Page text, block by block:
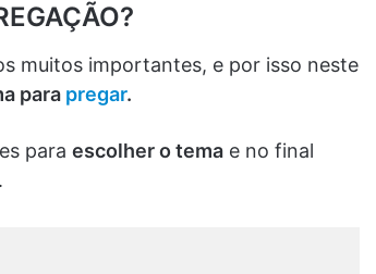
muitos importantes, e por isso neste
para pregar.
para escolher o tema e no final
.